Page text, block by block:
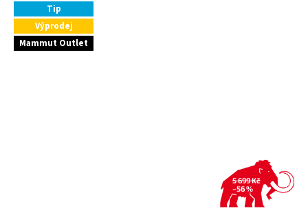
Tip
Výprodej
Mammut Outlet
5 699 Kč
–56 %